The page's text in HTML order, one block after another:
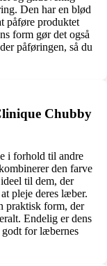
Den har en blød
påføre produktet
form gør det også
påføringen, så du
Chubby
i forhold til andre
den farve
til dem, der
pleje deres læber.
praktisk form, der
Endelig er dens
godt for læbernes